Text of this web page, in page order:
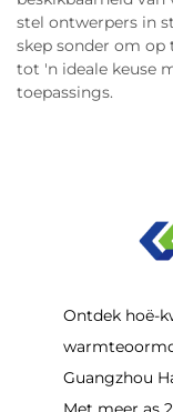
stel ontwerpers in
skep sonder om op
tot 'n ideale keuse
toepassings.
Ontdek hoë-
Guangzhou